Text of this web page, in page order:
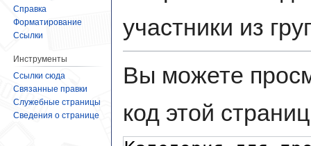
участники из
Вы можете
код этой
Справка
Форматирование
Ссылки
Инструменты
Ссылки сюда
Связанные правки
Служебные страницы
Сведения о странице